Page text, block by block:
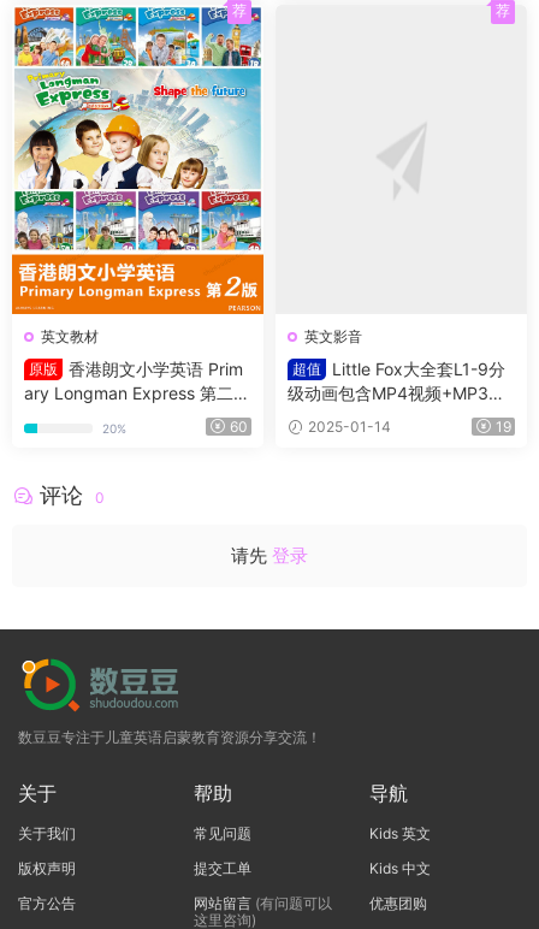
英文教材
原版
香港朗文小学英语 Prim
ary Longman Express 第二版
1A-6B全套高清原版PDF+音频
20% 60
荐
英文影音
超值
Little Fox大全套L1-9分
级动画包含MP4视频+MP3
+原文/绘本 适合各阶段英语学
习
2025-01-14 19
荐
评论 0
请先 登录
数豆豆专注于儿童英语启蒙教育资源分享交流！
关于
关于我们
版权声明
官方公告
帮助
常见问题
提交工单
网站留言(有问题可以
这里咨询)
导航
Kids 英文
Kids 中文
优惠团购